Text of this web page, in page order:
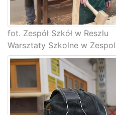
fot. Zespół Szkół w Reszlu
Warsztaty Szkolne w